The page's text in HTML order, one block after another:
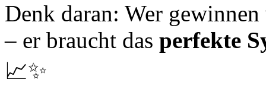
Denk daran: Wer
– er braucht das perfekte
📈✨